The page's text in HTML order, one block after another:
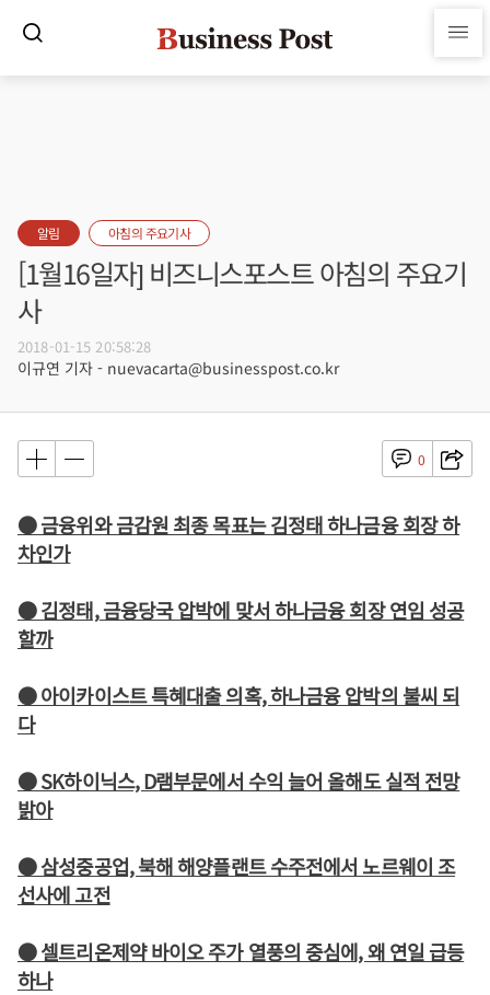
알림 아침의 주요기사
[1월16일자] 비즈니스포스트 아침의 주요기
사
2018-01-15 20:58:28
이규연 기자 - nuevacarta@businesspost.co.kr
0
● 금융위와 금감원 최종 목표는 김정태 하나금융 회장 하
차인가
● 김정태, 금융당국 압박에 맞서 하나금융 회장 연임 성공
할까
● 아이카이스트 특혜대출 의혹, 하나금융 압박의 불씨 되
다
● SK하이닉스, D램부문에서 수익 늘어 올해도 실적 전망
밝아
● 삼성중공업, 북해 해양플랜트 수주전에서 노르웨이 조
선사에 고전
● 셀트리온제약 바이오 주가 열풍의 중심에, 왜 연일 급등
하나